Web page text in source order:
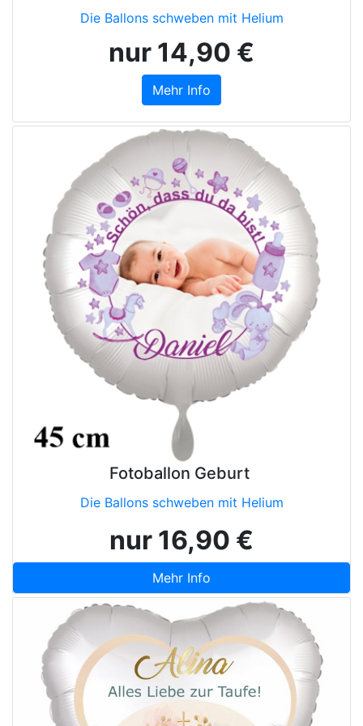
Die Ballons schweben mit Helium
nur 14,90 €
Mehr Info
Fotoballon Geburt
Die Ballons schweben mit Helium
nur 16,90 €
Mehr Info